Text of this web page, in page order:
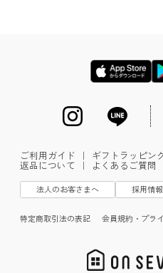
ご利用ガイド ｜ ギフトラッピン
返品について ｜ よくあるご質問
法人のお客さまへ 採用情報
特定商取引法の表記 会員規約・プラ